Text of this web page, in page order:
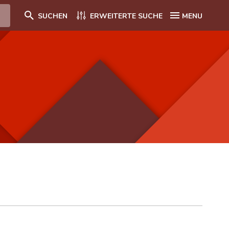
SUCHEN ERWEITERTE SUCHE MENU